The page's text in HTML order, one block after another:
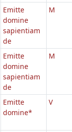
Emitte
domine
sapientiam
de
M
Emitte
domine
sapientiam
de
M
Emitte
domine*
V